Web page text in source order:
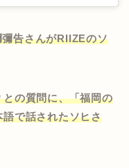
告さんがRIIZEのソ
の質問に、「福岡の
で話されたソヒさ